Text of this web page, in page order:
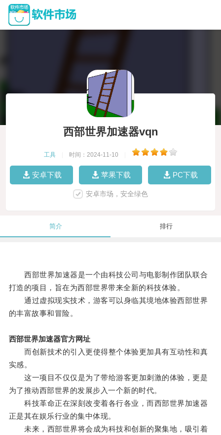
西部世界加速器vqn
工具 时间：2024-11-10
安卓下载 苹果下载 PC下载
安卓市场，安全绿色
简介 排行
西部世界加速器是一个由科技公司与电影制作团队联合
打造的项目，旨在为西部世界带来全新的科技体验。
通过虚拟现实技术，游客可以身临其境地体验西部世界
的丰富故事和冒险。
西部世界加速器官方网址
而创新技术的引入更使得整个体验更加具有互动性和真
实感。
这一项目不仅仅是为了带给游客更加刺激的体验，更是
为了推动西部世界的发展步入一个新的时代。
科技革命正在深刻改变着各行各业，而西部世界加速器
正是其在娱乐行业的集中体现。
未来，西部世界将会成为科技和创新的聚集地，吸引着